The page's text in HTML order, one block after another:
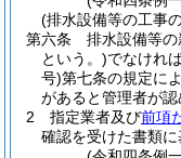
(排水設備等の工事
第六条
排水設備等
という。)でなけれ
号)第七条の規定に
があると管理者が認
2
指定業者及び前項
確認を受けた書類